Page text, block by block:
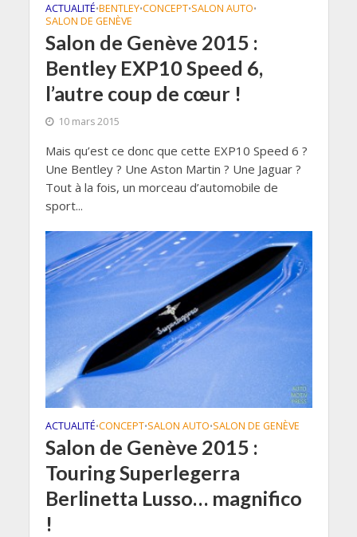
ACTUALITÉ•BENTLEY•CONCEPT•SALON AUTO•
SALON DE GENÈVE
Salon de Genève 2015 :
Bentley EXP10 Speed 6,
l’autre coup de cœur !
10 mars 2015
Mais qu’est ce donc que cette EXP10 Speed 6 ?
Une Bentley ? Une Aston Martin ? Une Jaguar ?
Tout à la fois, un morceau d’automobile de
sport...
ACTUALITÉ•CONCEPT•SALON AUTO•SALON DE GENÈVE
Salon de Genève 2015 :
Touring Superlegerra
Berlinetta Lusso… magnifico
!